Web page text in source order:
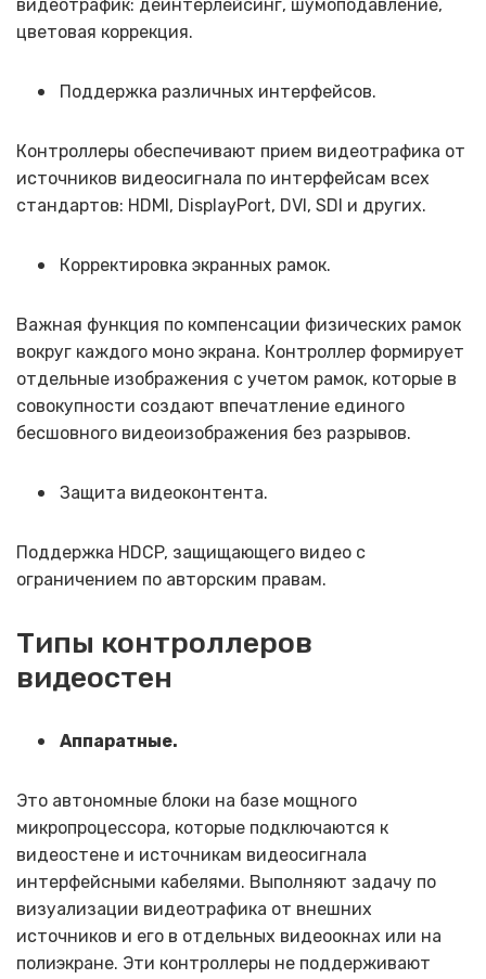
видеотрафик: деинтерлейсинг, шумоподавление,
цветовая коррекция.
Поддержка различных интерфейсов.
Контроллеры обеспечивают прием видеотрафика от
источников видеосигнала по интерфейсам всех
стандартов: HDMI, DisplayPort, DVI, SDI и других.
Корректировка экранных рамок.
Важная функция по компенсации физических рамок
вокруг каждого моно экрана. Контроллер формирует
отдельные изображения с учетом рамок, которые в
совокупности создают впечатление единого
бесшовного видеоизображения без разрывов.
Защита видеоконтента.
Поддержка HDCP, защищающего видео с
ограничением по авторским правам.
Типы контроллеров
видеостен
Аппаратные.
Это автономные блоки на базе мощного
микропроцессора, которые подключаются к
видеостене и источникам видеосигнала
интерфейсными кабелями. Выполняют задачу по
визуализации видеотрафика от внешних
источников и его в отдельных видеоокнах или на
полиэкране. Эти контроллеры не поддерживают